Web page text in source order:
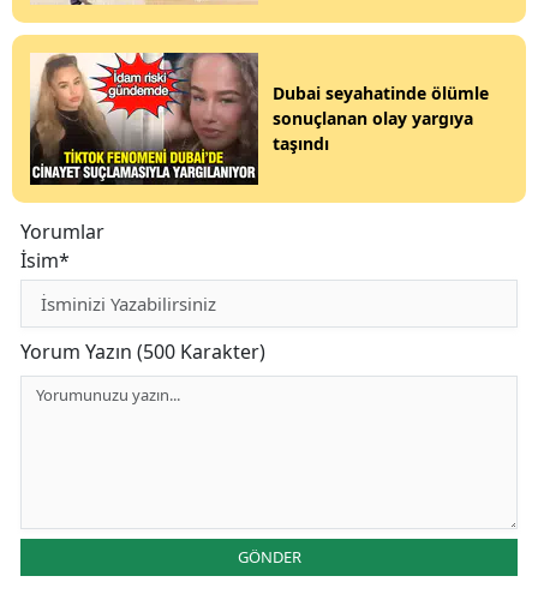
Dubai seyahatinde ölümle
sonuçlanan olay yargıya
taşındı
Yorumlar
İsim*
Yorum Yazın (500 Karakter)
GÖNDER